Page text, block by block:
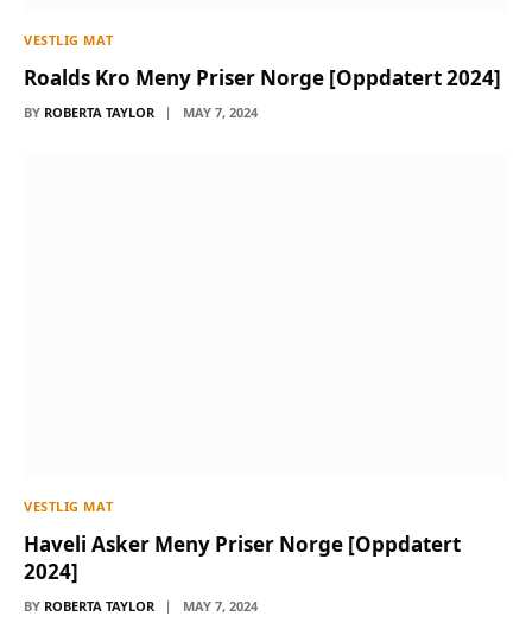
VESTLIG MAT
Roalds Kro Meny Priser Norge [Oppdatert 2024]
BY ROBERTA TAYLOR MAY 7, 2024
VESTLIG MAT
Haveli Asker Meny Priser Norge [Oppdatert
2024]
BY ROBERTA TAYLOR MAY 7, 2024